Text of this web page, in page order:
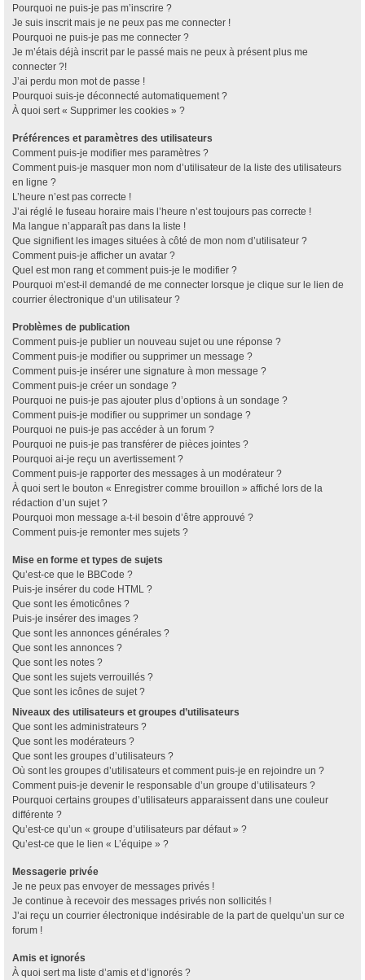
Pourquoi ne puis-je pas m’inscrire ?
Je suis inscrit mais je ne peux pas me connecter !
Pourquoi ne puis-je pas me connecter ?
Je m’étais déjà inscrit par le passé mais ne peux à présent plus me
connecter ?!
J’ai perdu mon mot de passe !
Pourquoi suis-je déconnecté automatiquement ?
À quoi sert « Supprimer les cookies » ?
Préférences et paramètres des utilisateurs
Comment puis-je modifier mes paramètres ?
Comment puis-je masquer mon nom d’utilisateur de la liste des utilisateurs
en ligne ?
L’heure n’est pas correcte !
J’ai réglé le fuseau horaire mais l’heure n’est toujours pas correcte !
Ma langue n’apparaît pas dans la liste !
Que signifient les images situées à côté de mon nom d’utilisateur ?
Comment puis-je afficher un avatar ?
Quel est mon rang et comment puis-je le modifier ?
Pourquoi m’est-il demandé de me connecter lorsque je clique sur le lien de
courrier électronique d’un utilisateur ?
Problèmes de publication
Comment puis-je publier un nouveau sujet ou une réponse ?
Comment puis-je modifier ou supprimer un message ?
Comment puis-je insérer une signature à mon message ?
Comment puis-je créer un sondage ?
Pourquoi ne puis-je pas ajouter plus d’options à un sondage ?
Comment puis-je modifier ou supprimer un sondage ?
Pourquoi ne puis-je pas accéder à un forum ?
Pourquoi ne puis-je pas transférer de pièces jointes ?
Pourquoi ai-je reçu un avertissement ?
Comment puis-je rapporter des messages à un modérateur ?
À quoi sert le bouton « Enregistrer comme brouillon » affiché lors de la
rédaction d’un sujet ?
Pourquoi mon message a-t-il besoin d’être approuvé ?
Comment puis-je remonter mes sujets ?
Mise en forme et types de sujets
Qu’est-ce que le BBCode ?
Puis-je insérer du code HTML ?
Que sont les émoticônes ?
Puis-je insérer des images ?
Que sont les annonces générales ?
Que sont les annonces ?
Que sont les notes ?
Que sont les sujets verrouillés ?
Que sont les icônes de sujet ?
Niveaux des utilisateurs et groupes d’utilisateurs
Que sont les administrateurs ?
Que sont les modérateurs ?
Que sont les groupes d’utilisateurs ?
Où sont les groupes d’utilisateurs et comment puis-je en rejoindre un ?
Comment puis-je devenir le responsable d’un groupe d’utilisateurs ?
Pourquoi certains groupes d’utilisateurs apparaissent dans une couleur
différente ?
Qu’est-ce qu’un « groupe d’utilisateurs par défaut » ?
Qu’est-ce que le lien « L’équipe » ?
Messagerie privée
Je ne peux pas envoyer de messages privés !
Je continue à recevoir des messages privés non sollicités !
J’ai reçu un courrier électronique indésirable de la part de quelqu’un sur ce
forum !
Amis et ignorés
À quoi sert ma liste d’amis et d’ignorés ?